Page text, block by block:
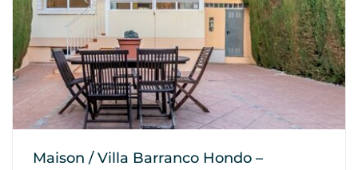
Maison / Villa Barranco Hondo –